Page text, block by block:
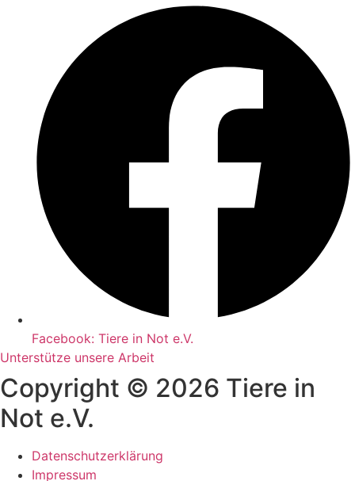
Facebook: Tiere in Not e.V.
Unterstütze unsere Arbeit
Copyright © 2026 Tiere in
Not e.V.
Datenschutzerklärung
Impressum